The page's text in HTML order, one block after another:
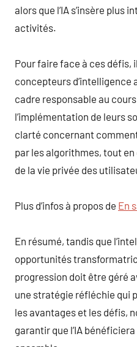
alors que l’IA s’insère plus
activités.
Pour faire face à ces défis,
concepteurs
cadre responsable au
l’implémentation de leurs
clarté concernant
par les algorithmes, tout
de la vie privée des
Plus d’infos à propos de En
En résumé, tandis que
opportunités
progression doit être géré
une stratégie réfléchie qui
les avantages et les défis,
garantir que l’IA